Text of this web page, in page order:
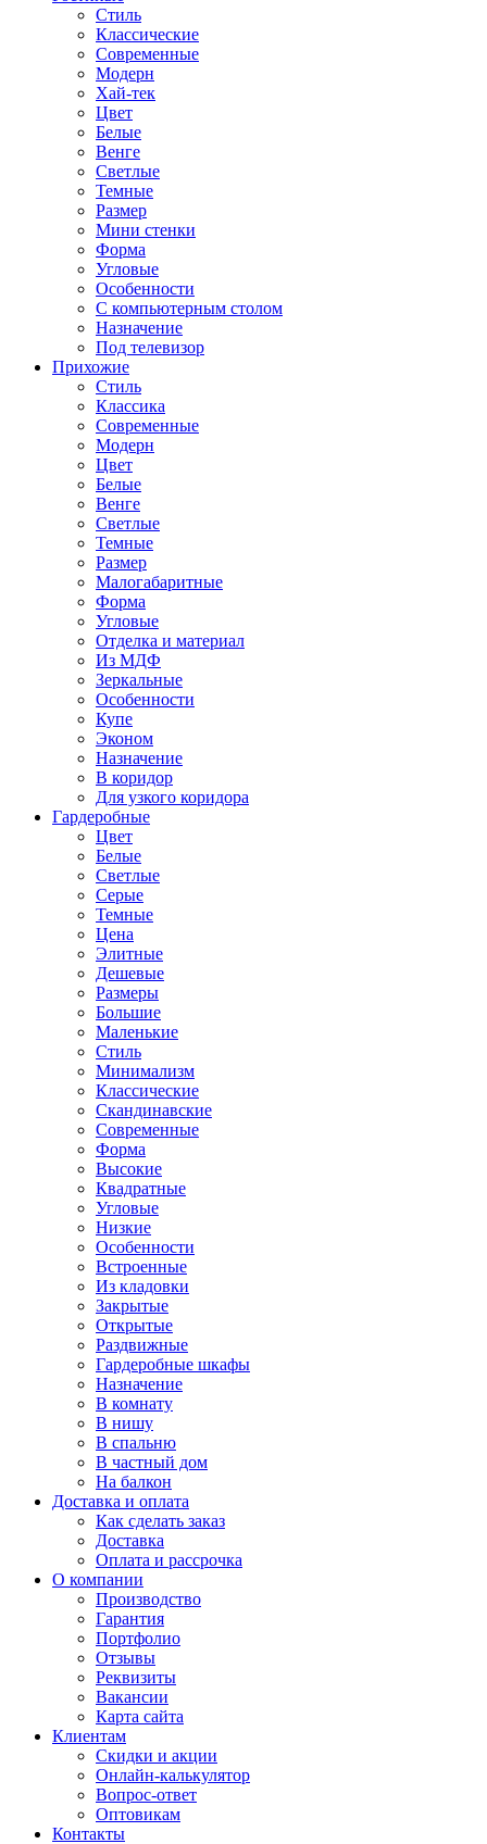
Стиль
Классические
Современные
Модерн
Хай-тек
Цвет
Белые
Венге
Светлые
Темные
Размер
Мини стенки
Форма
Угловые
Особенности
С компьютерным столом
Назначение
Под телевизор
Прихожие
Стиль
Классика
Современные
Модерн
Цвет
Белые
Венге
Светлые
Темные
Размер
Малогабаритные
Форма
Угловые
Отделка и материал
Из МДФ
Зеркальные
Особенности
Купе
Эконом
Назначение
В коридор
Для узкого коридора
Гардеробные
Цвет
Белые
Светлые
Серые
Темные
Цена
Элитные
Дешевые
Размеры
Большие
Маленькие
Стиль
Минимализм
Классические
Скандинавские
Современные
Форма
Высокие
Квадратные
Угловые
Низкие
Особенности
Встроенные
Из кладовки
Закрытые
Открытые
Раздвижные
Гардеробные шкафы
Назначение
В комнату
В нишу
В спальню
В частный дом
На балкон
Доставка и оплата
Как сделать заказ
Доставка
Оплата и рассрочка
О компании
Производство
Гарантия
Портфолио
Отзывы
Реквизиты
Вакансии
Карта сайта
Клиентам
Скидки и акции
Онлайн-калькулятор
Вопрос-ответ
Оптовикам
Контакты